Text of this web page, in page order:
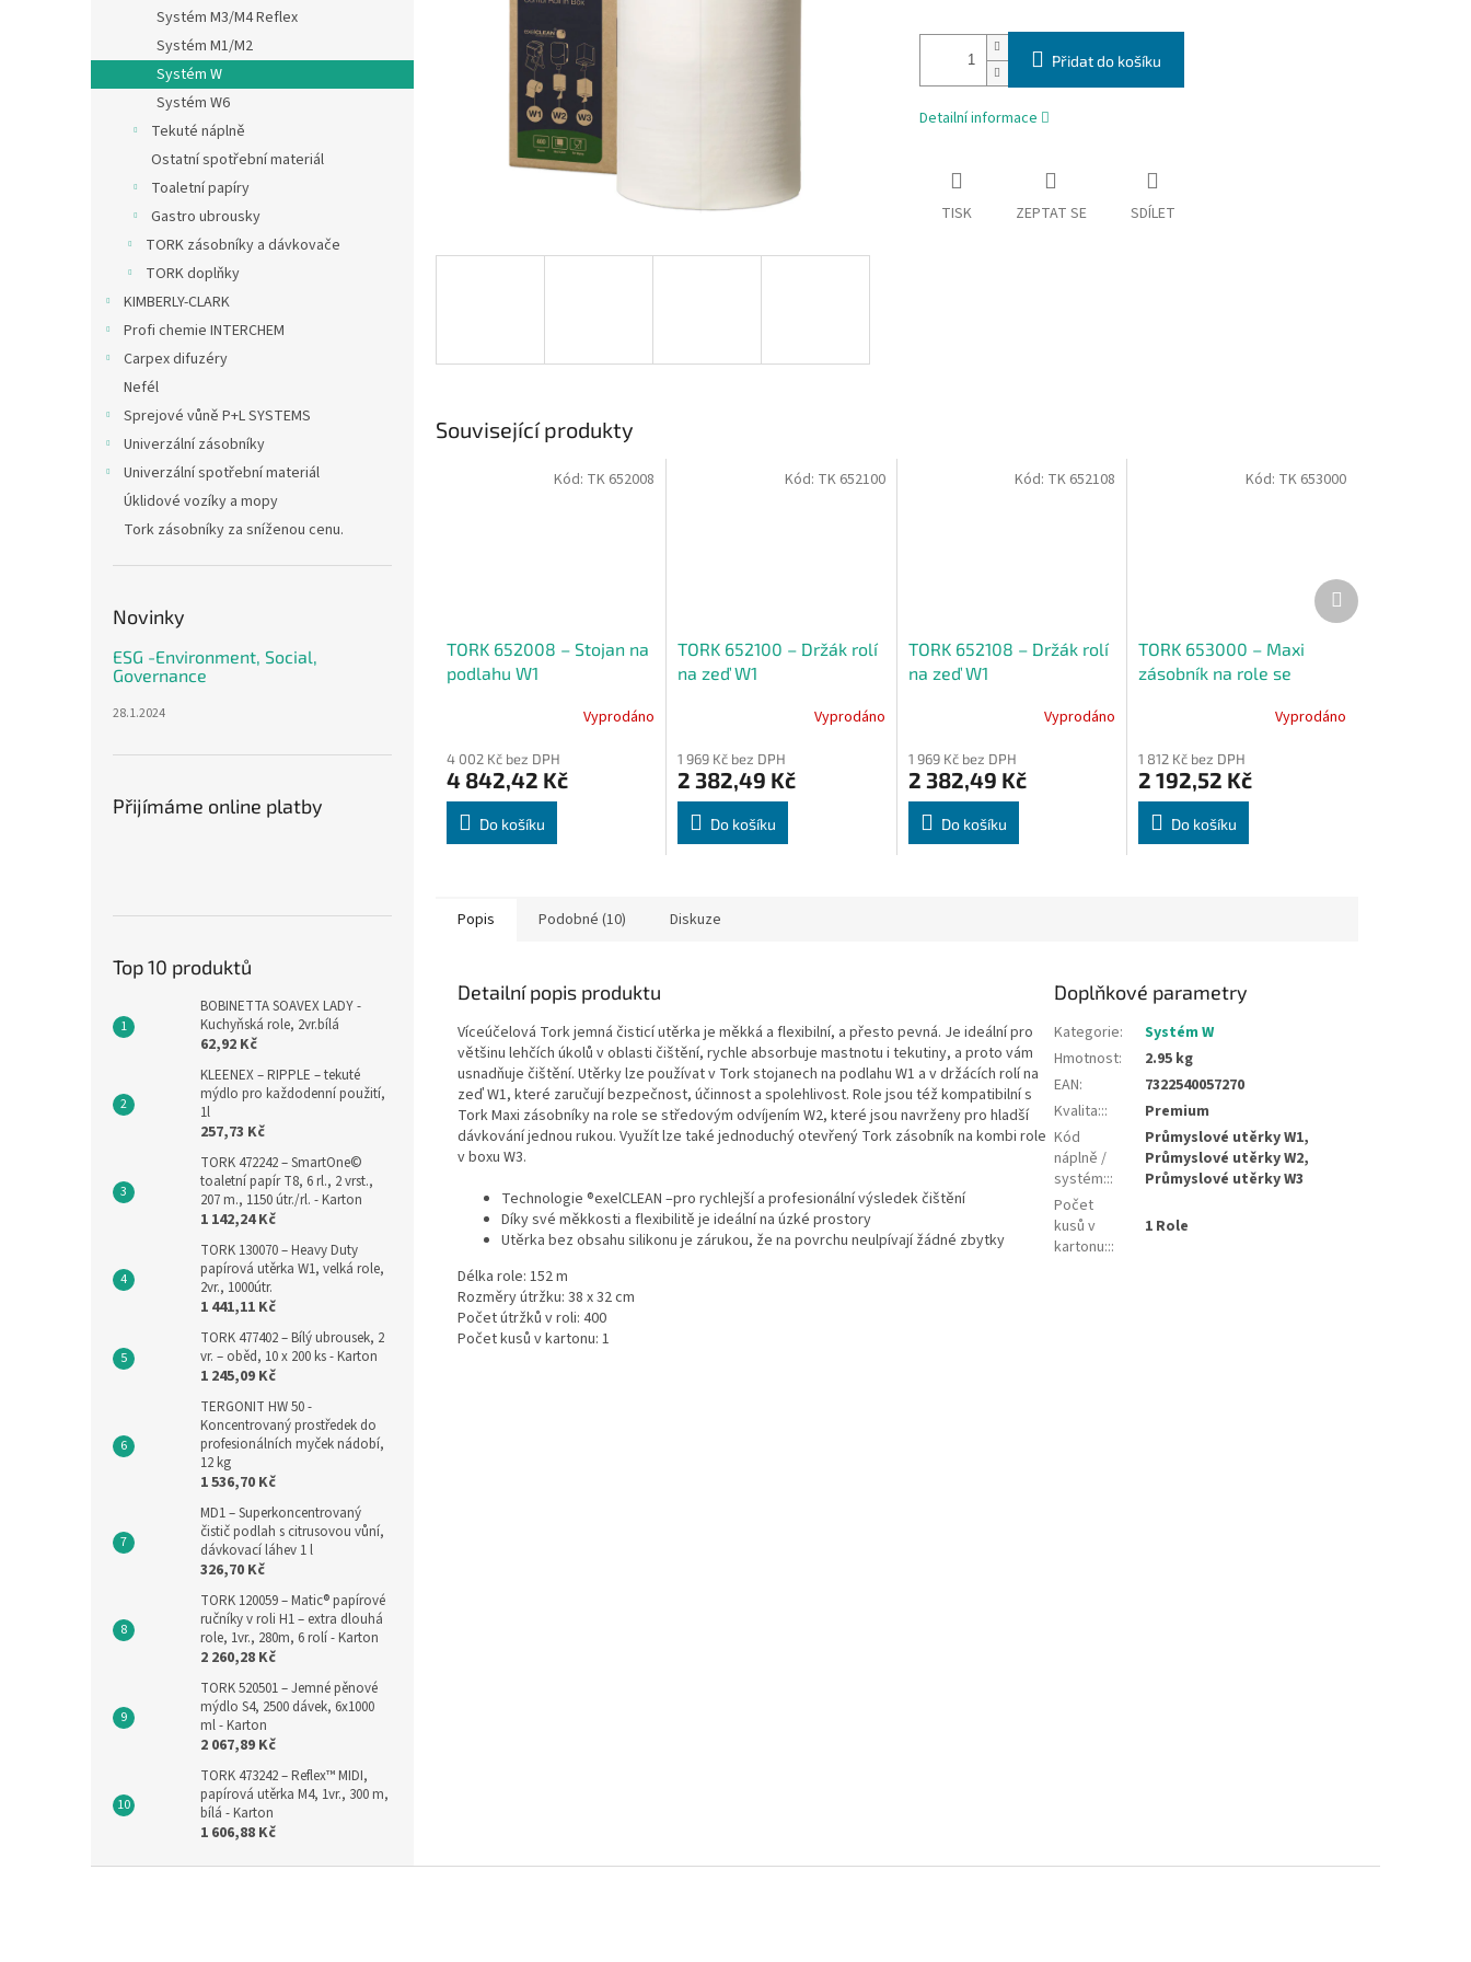
l
Systém M3/M4 Reflex
Systém M1/M2
Systém W
Systém W6
Tekuté náplně
Ostatní spotřební materiál
Toaletní papíry
Gastro ubrousky
TORK zásobníky a dávkovače
TORK doplňky
KIMBERLY-CLARK
Profi chemie INTERCHEM
Carpex difuzéry
Nefél
Sprejové vůně P+L SYSTEMS
Univerzální zásobníky
Univerzální spotřební materiál
Úklidové vozíky a mopy
Tork zásobníky za sníženou cenu.
Novinky
ESG -Environment, Social,
Governance
28.1.2024
Přijímáme online platby
Top 10 produktů
BOBINETTA SOAVEX LADY -
Kuchyňská role, 2vr.bílá
62,92 Kč
KLEENEX – RIPPLE – tekuté
mýdlo pro každodenní použití,
1l
257,73 Kč
TORK 472242 – SmartOne©
toaletní papír T8, 6 rl., 2 vrst.,
207 m., 1150 útr./rl. - Karton
1 142,24 Kč
TORK 130070 – Heavy Duty
papírová utěrka W1, velká role,
2vr., 1000útr.
1 441,11 Kč
TORK 477402 – Bílý ubrousek, 2
vr. – oběd, 10 x 200 ks - Karton
1 245,09 Kč
TERGONIT HW 50 -
Koncentrovaný prostředek do
profesionálních myček nádobí,
12 kg
1 536,70 Kč
MD1 – Superkoncentrovaný
čistič podlah s citrusovou vůní,
dávkovací láhev 1 l
326,70 Kč
TORK 120059 – Matic® papírové
ručníky v roli H1 – extra dlouhá
role, 1vr., 280m, 6 rolí - Karton
2 260,28 Kč
TORK 520501 – Jemné pěnové
mýdlo S4, 2500 dávek, 6x1000
ml - Karton
2 067,89 Kč
TORK 473242 – Reflex™ MIDI,
papírová utěrka M4, 1vr., 300 m,
bílá - Karton
1 606,88 Kč
Přidat do košíku
Detailní informace
TISK ZEPTAT SE SDÍLET
Související produkty
TORK 652008 – Stojan na
podlahu W1
Vyprodáno
4 002 Kč bez DPH
4 842,42 Kč
Do košíku
Kód: TK 652008
TORK 652100 – Držák rolí
na zeď W1
Vyprodáno
1 969 Kč bez DPH
2 382,49 Kč
Do košíku
Kód: TK 652100
TORK 652108 – Držák rolí
na zeď W1
Vyprodáno
1 969 Kč bez DPH
2 382,49 Kč
Do košíku
Kód: TK 652108
TORK 653000 – Maxi
zásobník na role se
Vyprodáno
1 812 Kč bez DPH
2 192,52 Kč
Do košíku
Kód: TK 653000
Další
produkt
Popis Podobné (10) Diskuze
Detailní popis produktu
Víceúčelová Tork jemná čisticí utěrka je měkká a flexibilní, a přesto pevná. Je ideální pro
většinu lehčích úkolů v oblasti čištění, rychle absorbuje mastnotu i tekutiny, a proto vám
usnadňuje čištění. Utěrky lze používat v Tork stojanech na podlahu W1 a v držácích rolí na
zeď W1, které zaručují bezpečnost, účinnost a spolehlivost. Role jsou též kompatibilní s
Tork Maxi zásobníky na role se středovým odvíjením W2, které jsou navrženy pro hladší
dávkování jednou rukou. Využít lze také jednoduchý otevřený Tork zásobník na kombi role
v boxu W3.
Technologie ®exelCLEAN –pro rychlejší a profesionální výsledek čištění
Díky své měkkosti a flexibilitě je ideální na úzké prostory
Utěrka bez obsahu silikonu je zárukou, že na povrchu neulpívají žádné zbytky
Délka role: 152 m
Rozměry útržku: 38 x 32 cm
Počet útržků v roli: 400
Počet kusů v kartonu: 1
Doplňkové parametry
Kategorie:
Systém W
Hmotnost:
2.95 kg
EAN:
7322540057270
Kvalita:::
Premium
Kód
náplně /
systém:::
Průmyslové utěrky W1,
Průmyslové utěrky W2,
Průmyslové utěrky W3
Počet
kusů v
kartonu:::
1 Role